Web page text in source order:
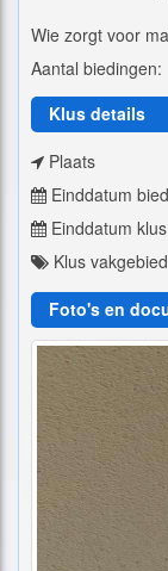
Wie zorgt voor
Aantal biedingen:
Klus details
Plaats
Einddatum
Einddatum klus
Klus
Foto's en